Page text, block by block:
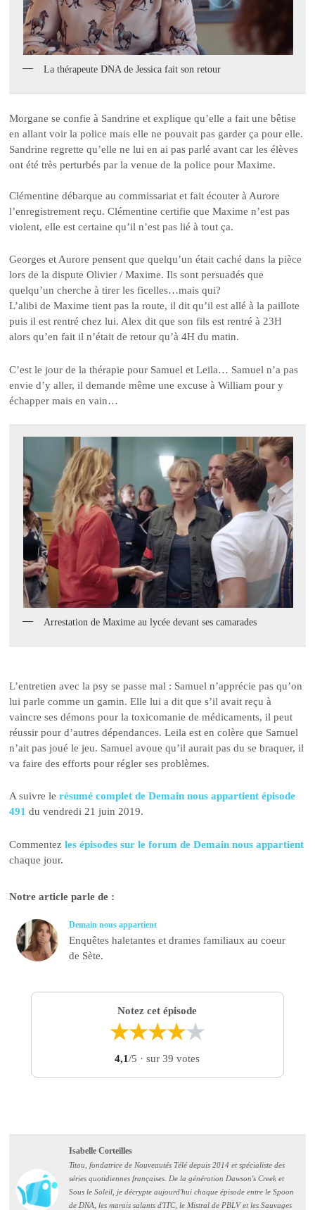
La thérapeute DNA de Jessica fait son retour
Morgane se confie à Sandrine et explique qu’elle a fait une bêtise
en allant voir la police mais elle ne pouvait pas garder ça pour elle.
Sandrine regrette qu’elle ne lui en ai pas parlé avant car les élèves
ont été très perturbés par la venue de la police pour Maxime.
Clémentine débarque au commissariat et fait écouter à Aurore
l’enregistrement reçu. Clémentine certifie que Maxime n’est pas
violent, elle est certaine qu’il n’est pas lié à tout ça.
Georges et Aurore pensent que quelqu’un était caché dans la pièce
lors de la dispute Olivier / Maxime. Ils sont persuadés que
quelqu’un cherche à tirer les ficelles…mais qui?
L’alibi de Maxime tient pas la route, il dit qu’il est allé à la paillote
puis il est rentré chez lui. Alex dit que son fils est rentré à 23H
alors qu’en fait il n’était de retour qu’à 4H du matin.
C’est le jour de la thérapie pour Samuel et Leila… Samuel n’a pas
envie d’y aller, il demande même une excuse à William pour y
échapper mais en vain…
Arrestation de Maxime au lycée devant ses camarades
L’entretien avec la psy se passe mal : Samuel n’apprécie pas qu’on
lui parle comme un gamin. Elle lui a dit que s’il avait reçu à
vaincre ses démons pour la toxicomanie de médicaments, il peut
réussir pour d’autres dépendances. Leila est en colère que Samuel
n’ait pas joué le jeu. Samuel avoue qu’il aurait pas du se braquer, il
va faire des efforts pour régler ses problèmes.
A suivre lerésumé complet de Demain nous appartient épisode
491 du vendredi 21 juin 2019.
Commentezles épisodes sur le forum de Demain nous appartient
chaque jour.
Notre article parle de :
Demain nous appartient
Enquêtes haletantes et drames familiaux au coeur
de Sète.
Notez cet épisode
★★★★★
4,1/5 · sur 39 votes
Isabelle Corteilles
Titou, fondatrice de Nouveautés Télé depuis 2014 et spécialiste des
séries quotidiennes françaises. De la génération Dawson's Creek et
Sous le Soleil, je décrypte aujourd'hui chaque épisode entre le Spoon
de DNA, les marais salants d'ITC, le Mistral de PBLV et les Sauvages